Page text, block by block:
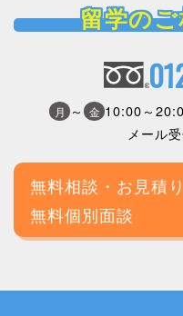
留学の
月 ～ 金 10:00～
メール
無料相談・お見積り
無料個別面談